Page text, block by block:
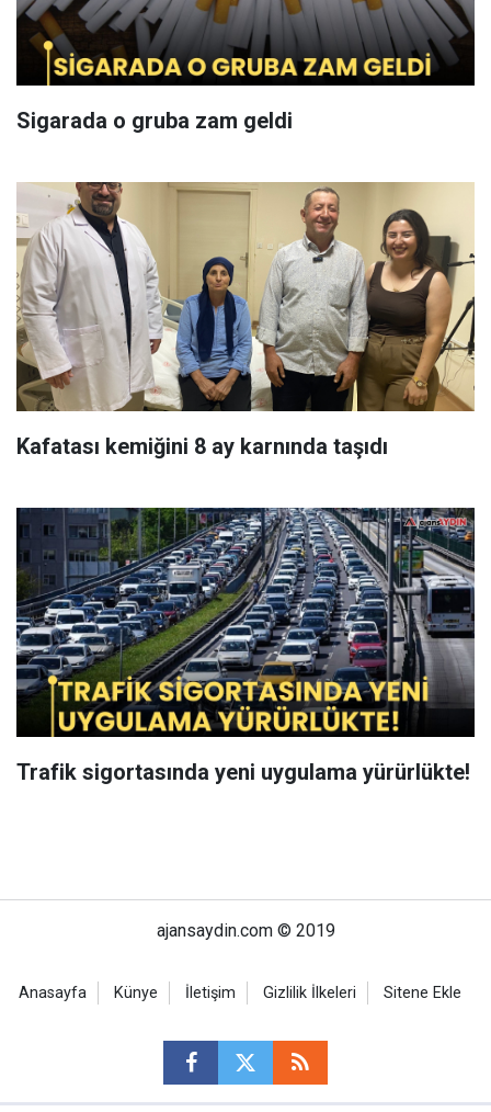
Sigarada o gruba zam geldi
Kafatası kemiğini 8 ay karnında taşıdı
Trafik sigortasında yeni uygulama yürürlükte!
ajansaydin.com © 2019
Anasayfa Künye İletişim Gizlilik İlkeleri Sitene Ekle